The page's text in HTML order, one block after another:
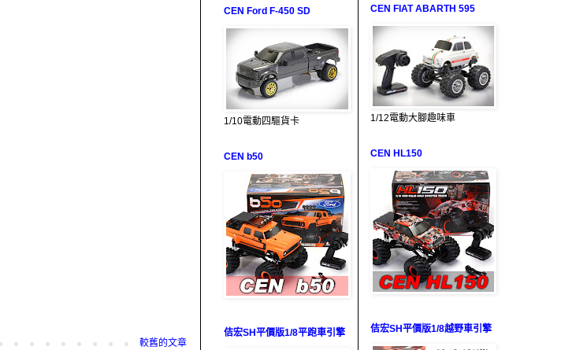
較舊的文章
CEN Ford F-450 SD
1/10電動四驅貨卡
CEN b50
佶宏SH平價版1/8平跑車引擎
CEN FIAT ABARTH 595
1/12電動大腳趣味車
CEN HL150
佶宏SH平價版1/8越野車引擎